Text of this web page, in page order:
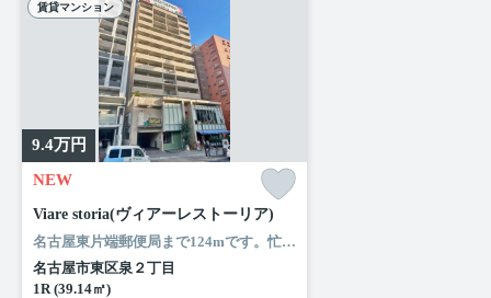
賃貸マンション
9.4万円
NEW
Viare storia(ヴィアーレストーリア)
名古屋東片端郵便局まで124mです。忙しい朝でも鏡を見ながらサッと身支度を整えることができる独立洗面台があります。共用部には敷地内ごみ置き場・エレベータなどが揃っており、とても充実しています。ぜひご覧いただきたい賃貸物件です。名古屋市東区エリアと名古屋市営桜通線高岳付近のお部屋探しなら当社へ。あなたからのお問い合せをスタッフ一同お待ちしております。
名古屋市東区泉２丁目
1R (39.14㎡)